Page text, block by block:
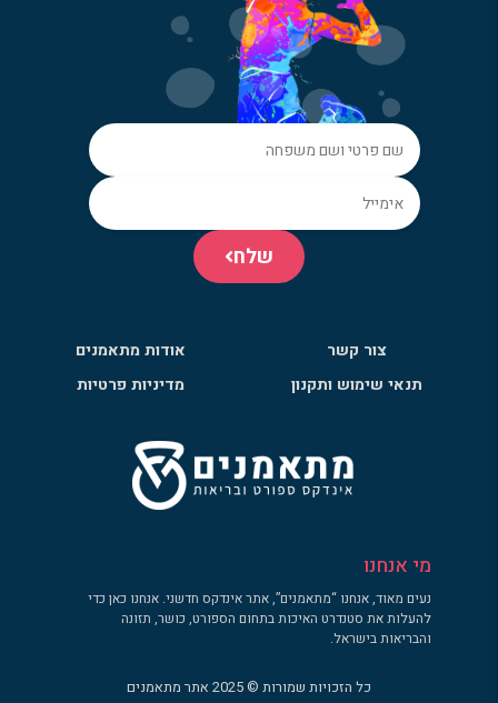
שלח
צור קשר
אודות מתאמנים
תנאי שימוש ותקנון
מדיניות פרטיות
מי אנחנו
נעים מאוד, אנחנו “מתאמנים”, אתר אינדקס חדשני. אנחנו כאן כדי
להעלות את סטנדרט האיכות בתחום הספורט, כושר, תזונה
והבריאות בישראל.
כל הזכויות שמורות © 2025 אתר מתאמנים